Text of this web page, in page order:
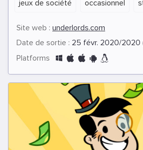
jeux de société occasionnel
Site web : underlords.com
Date de sortie : 25 févr. 2020/2020
Platforms